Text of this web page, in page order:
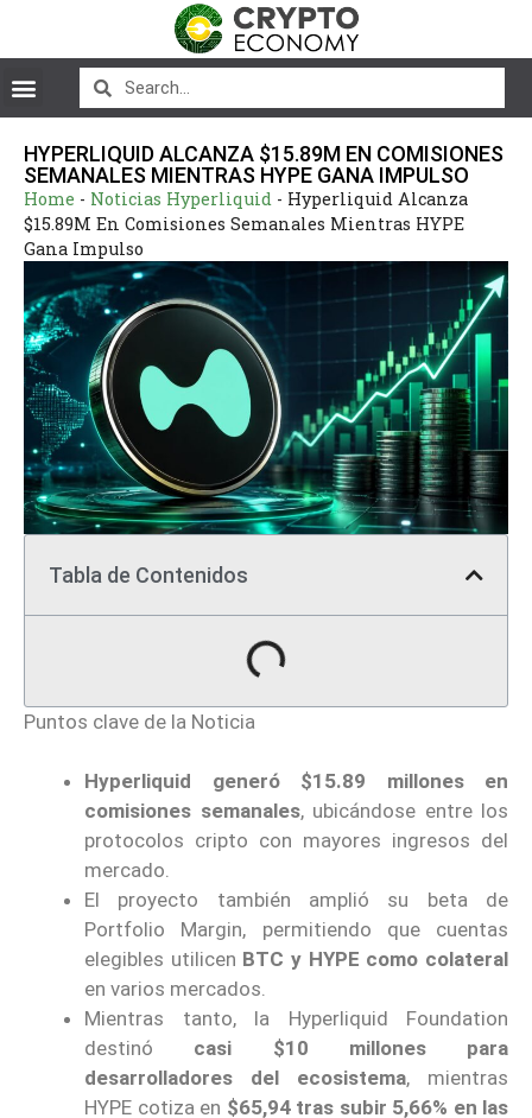
HYPERLIQUID ALCANZA $15.89M EN COMISIONES
SEMANALES MIENTRAS HYPE GANA IMPULSO
Home - Noticias Hyperliquid - Hyperliquid Alcanza
$15.89M En Comisiones Semanales Mientras HYPE
Gana Impulso
Tabla de Contenidos
Puntos clave de la Noticia
Hyperliquid generó $15.89 millones en
comisiones semanales, ubicándose entre los
protocolos cripto con mayores ingresos del
mercado.
El proyecto también amplió su beta de
Portfolio Margin, permitiendo que cuentas
elegibles utilicen BTC y HYPE como colateral
en varios mercados.
Mientras tanto, la Hyperliquid Foundation
destinó casi $10 millones para
desarrolladores del ecosistema, mientras
HYPE cotiza en $65,94 tras subir 5,66% en las